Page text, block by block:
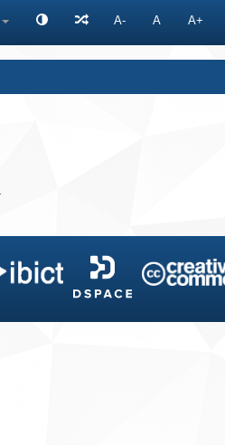
A- A A+